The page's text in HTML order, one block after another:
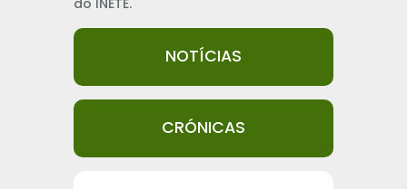
NOTÍCIAS
CRÓNICAS